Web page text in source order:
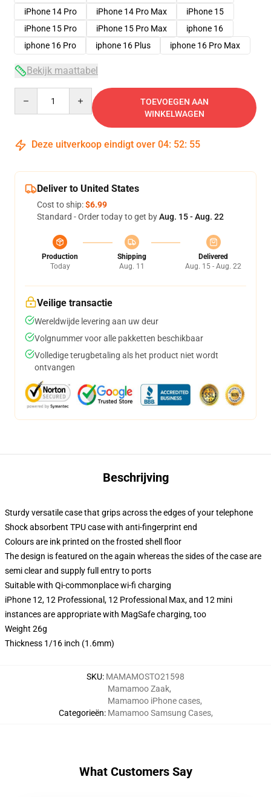
iPhone 14 Pro
iPhone 14 Pro Max
iPhone 15
iPhone 15 Pro
iPhone 15 Pro Max
iphone 16
iphone 16 Pro
iphone 16 Plus iphone 16 Pro Max
Bekijk maattabel
TOEVOEGEN AAN
WINKELWAGEN
Deze uitverkoop eindigt over 04: 52: 54
Deliver to United States
Cost to ship:$6.99
Standard - Order today to get byAug. 15 - Aug. 22
Production
Today
Shipping
Aug. 11
Delivered
Aug. 15 - Aug. 22
Veilige transactie
Wereldwijde levering aan uw deur
Volgnummer voor alle pakketten beschikbaar
Volledige terugbetaling als het product niet wordt
ontvangen
Beschrijving
Sturdy versatile case that grips across the edges of your telephone
Shock absorbent TPU case with anti-fingerprint end
Colours are ink printed on the frosted shell floor
The design is featured on the again whereas the sides of the case are
semi clear and supply full entry to ports
Suitable with Qi-commonplace wi-fi charging
iPhone 12, 12 Professional, 12 Professional Max, and 12 mini
instances are appropriate with MagSafe charging, too
Weight 26g
Thickness 1/16 inch (1.6mm)
SKU: MAMAMOSTO21598
Categorieën:
Mamamoo Zaak,
Mamamoo iPhone cases,
Mamamoo Samsung Cases,
What Customers Say